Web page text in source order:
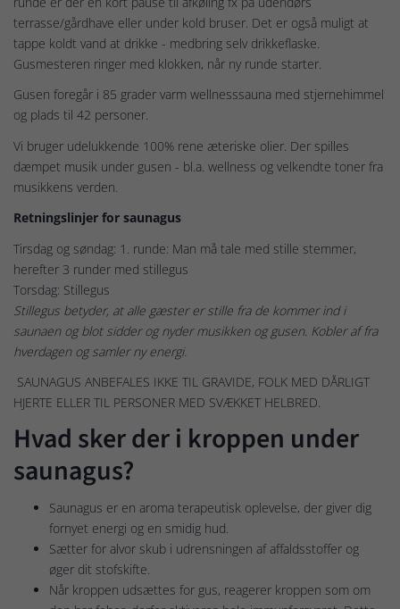
terrasse/gårdhave eller under kold bruser. Det er også muligt at
tappe koldt vand at drikke - medbring selv drikkeflaske.
Gusmesteren ringer med klokken, når ny runde starter.
Gusen foregår i 85 grader varm wellnesssauna med stjernehimmel
og plads til 42 personer.
Vi bruger udelukkende 100% rene æteriske olier. Der spilles
dæmpet musik under gusen - bl.a. wellness og velkendte toner fra
musikkens verden.
Retningslinjer for saunagus
Tirsdag og søndag: 1. runde: Man må tale med stille stemmer,
herefter 3 runder med stillegus
Torsdag: Stillegus
Stillegus betyder, at alle gæster er stille fra de kommer ind i
saunaen og blot sidder og nyder musikken og gusen. Kobler af fra
hverdagen og samler ny energi.
SAUNAGUS ANBEFALES IKKE TIL GRAVIDE, FOLK MED DÅRLIGT
HJERTE ELLER TIL PERSONER MED SVÆKKET HELBRED.
Hvad sker der i kroppen under
saunagus?
Saunagus er en aroma terapeutisk oplevelse, der giver dig
fornyet energi og en smidig hud.
Sætter for alvor skub i udrensningen af affaldsstoffer og
øger dit stofskifte.
Når kroppen udsættes for gus, reagerer kroppen som om